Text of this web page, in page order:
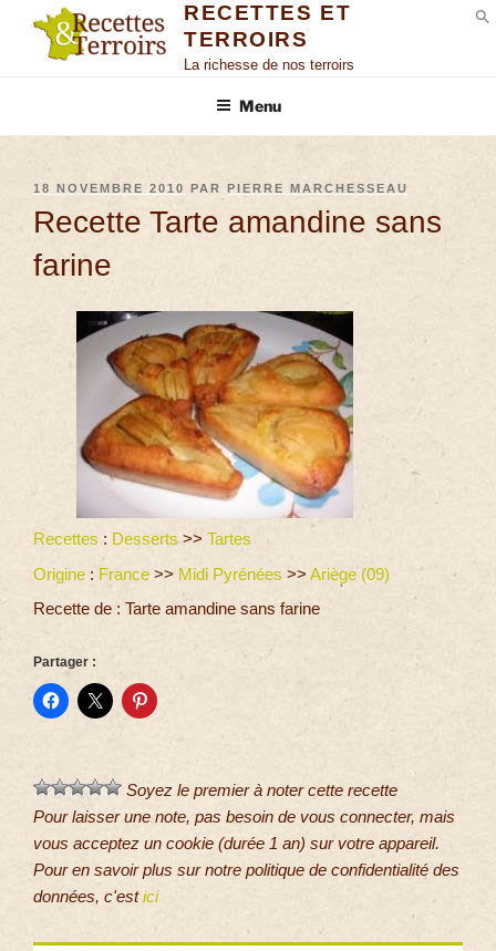
RECETTES ET
TERROIRS
La richesse de nos terroirs
Menu
18 NOVEMBRE 2010 PAR PIERRE MARCHESSEAU
Recette Tarte amandine sans
farine
Recettes : Desserts >> Tartes
Origine : France >> Midi Pyrénées >> Ariège (09)
Recette de : Tarte amandine sans farine
Partager :
Soyez le premier à noter cette recette
Pour laisser une note, pas besoin de vous connecter, mais
vous acceptez un cookie (durée 1 an) sur votre appareil.
Pour en savoir plus sur notre politique de confidentialité des
données, c'estici